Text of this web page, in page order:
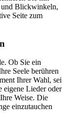
und Blickwinkeln,
Seite zum
Ob Sie ein
Seele berühren
Ihrer Wahl, sei
eigene Lieder oder
Weise. Die
einzutauchen